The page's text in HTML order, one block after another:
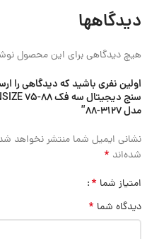
دیدگاهها
هیچ دیدگاهی برای این محصول
اولین نفری باشید که دیدگاهی را
مدل 3127-88”
نشانی ایمیل شما منتشر نخواهد
شده‌اند *
امتیاز شما *
دیدگاه شما *